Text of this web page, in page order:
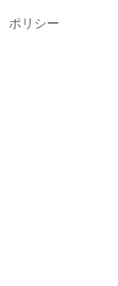
ポリシー